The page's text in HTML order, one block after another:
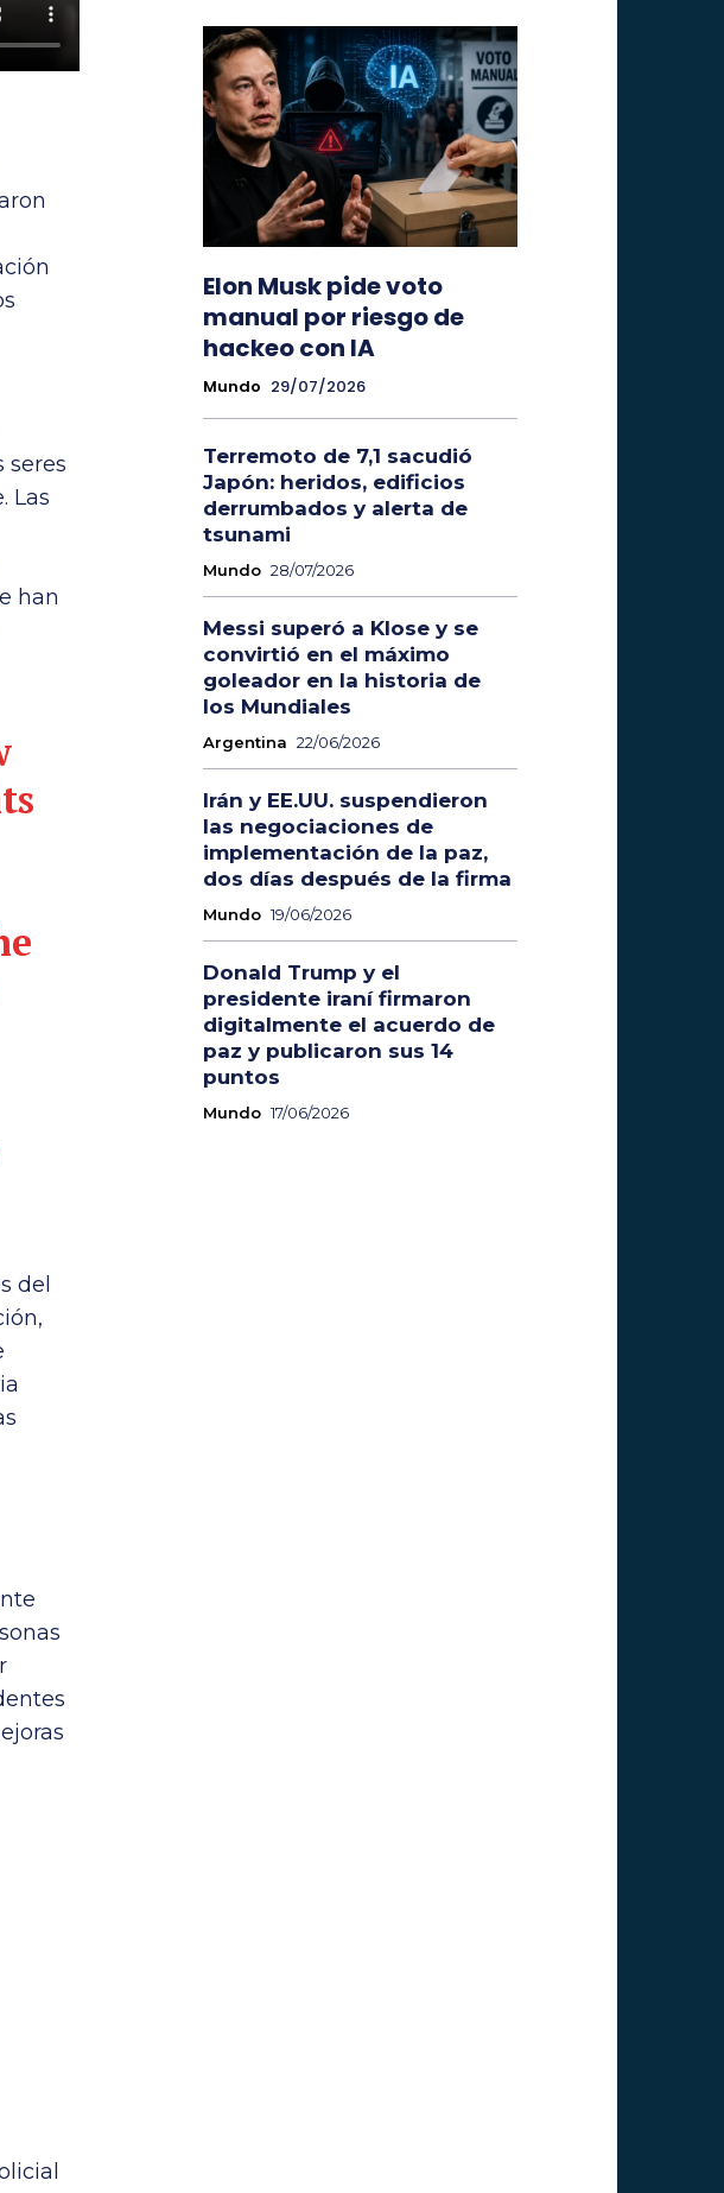
seres
Las
han
del
Elon Musk pide voto
manual por riesgo de
hackeo con IA
Mundo 29/07/2026
Terremoto de 7,1 sacudió
Japón: heridos, edificios
derrumbados y alerta de
tsunami
Mundo 28/07/2026
Messi superó a Klose y se
convirtió en el máximo
goleador en la historia de
los Mundiales
Argentina 22/06/2026
Irán y EE.UU. suspendieron
las negociaciones de
implementación de la paz,
dos días después de la firma
Mundo 19/06/2026
Donald Trump y el
presidente iraní firmaron
digitalmente el acuerdo de
paz y publicaron sus 14
puntos
Mundo 17/06/2026